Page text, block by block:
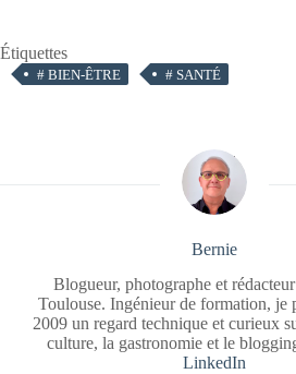
Étiquettes
# BIEN-ÊTRE # SANTÉ
Bernie
Blogueur, photographe et
Toulouse. Ingénieur de formation, je
2009 un regard technique et curieux
culture, la gastronomie et le
LinkedIn